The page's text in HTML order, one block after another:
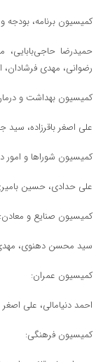
کمیسیون برنامه، بودجه
حمیدرضا حاجی‌بابایی،
رضوانی، مهدی فرشادان،
کمیسیون بهداشت و
علی اصغر باقرزاده،
کمیسیون شوراها و امور
علی حدادی، حسین
کمیسیون صنایع و معادن:
سید محسن دهنوی،
کمیسیون عمران:
احمد دنیامالی، علی
کمیسیون فرهنگی: